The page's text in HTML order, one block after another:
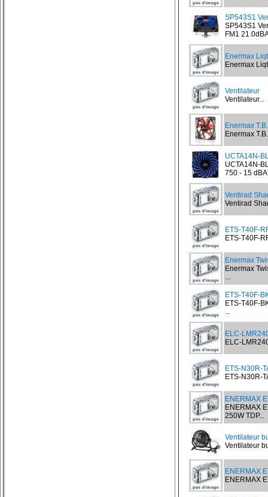
SP543S1
SP543S1
FM1
Enermax
Enermax
Ventilateur
Ventilateur...
Enermax
Enermax
UCTA14N-
UCTA14N-
750 - 15
Ventirad
Ventirad
ETS-T40F-
ETS-T40F-
Enermax
Enermax
...
ETS-T40F-
ETS-T40F-
...
ELC-
ELC-
ETS-N30R-
ETS-N30R-
ENERMAX
ENERMAX
250W TDP...
Ventilateur
Ventilateur
ENERMAX
ENERMAX